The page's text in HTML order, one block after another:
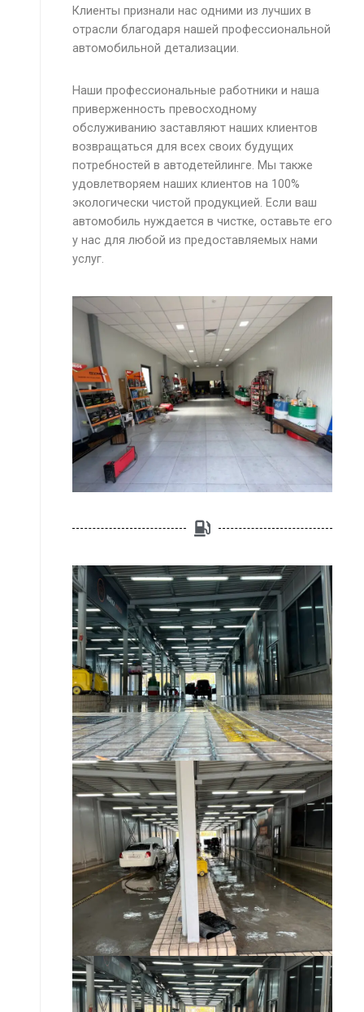
Клиенты признали нас одними из лучших в
отрасли благодаря нашей профессиональной
автомобильной детализации.
Наши профессиональные работники и наша
приверженность превосходному
обслуживанию заставляют наших клиентов
возвращаться для всех своих будущих
потребностей в автодетейлинге. Мы также
удовлетворяем наших клиентов на 100%
экологически чистой продукцией. Если ваш
автомобиль нуждается в чистке, оставьте его
у нас для любой из предоставляемых нами
услуг.